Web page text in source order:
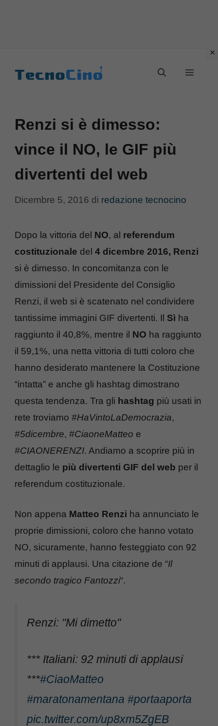
Menu
Renzi si è dimesso:
vince il NO, le GIF più
divertenti del web
Dicembre 5, 2016 di redazione tecnocino
Dopo la vittoria del NO, al referendum
costituzionale del 4 dicembre 2016, Renzi
si è dimesso. In concomitanza con le
dimissioni del Presidente del Consiglio
Renzi, il web si è scatenato nel condividere
tantissime immagini GIF divertenti. Il Sì ha
raggiunto il 40,8%, mentre il NO ha raggiunto
il 59,1%, una netta vittoria di tutti coloro che
hanno desiderato mantenere la Costituzione
“intatta” e anche gli hashtag dimostrano
questa tendenza. Tra gli hashtag più usati in
rete troviamo #HaVintoLaDemocrazia,
#5dicembre, #CiaoneMatteo e
#CIAONERENZI. Andiamo a scoprire più in
dettaglio le più divertenti GIF del web per il
referendum costituzionale.
Non appena Matteo Renzi ha annunciato le
proprie dimissioni, coloro che hanno votato
NO, sicuramente, hanno festeggiato con 92
minuti di applausi. Una citazione de “Il
secondo tragico Fantozzi“.
Renzi: "Mi dimetto"
*** Italiani: 92 minuti di applausi
***#CiaoMatteo
#maratonamentana #portaaporta
pic.twitter.com/up8xm5ZgEB